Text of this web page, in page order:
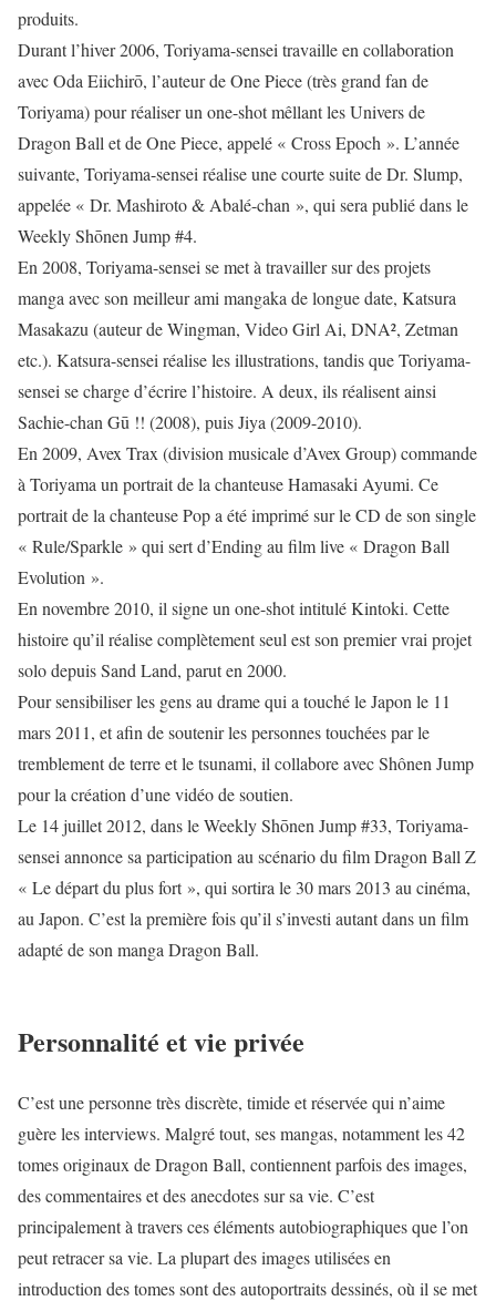
produits.
Durant l’hiver 2006, Toriyama-sensei travaille en collaboration
avec Oda Eiichirō, l’auteur de One Piece (très grand fan de
Toriyama) pour réaliser un one-shot mêllant les Univers de
Dragon Ball et de One Piece, appelé « Cross Epoch ». L’année
suivante, Toriyama-sensei réalise une courte suite de Dr. Slump,
appelée « Dr. Mashiroto & Abalé-chan », qui sera publié dans le
Weekly Shōnen Jump #4.
En 2008, Toriyama-sensei se met à travailler sur des projets
manga avec son meilleur ami mangaka de longue date, Katsura
Masakazu (auteur de Wingman, Video Girl Ai, DNA², Zetman
etc.). Katsura-sensei réalise les illustrations, tandis que Toriyama-
sensei se charge d’écrire l’histoire. A deux, ils réalisent ainsi
Sachie-chan Gū !! (2008), puis Jiya (2009-2010).
En 2009, Avex Trax (division musicale d’Avex Group) commande
à Toriyama un portrait de la chanteuse Hamasaki Ayumi. Ce
portrait de la chanteuse Pop a été imprimé sur le CD de son single
« Rule/Sparkle » qui sert d’Ending au film live « Dragon Ball
Evolution ».
En novembre 2010, il signe un one-shot intitulé Kintoki. Cette
histoire qu’il réalise complètement seul est son premier vrai projet
solo depuis Sand Land, parut en 2000.
Pour sensibiliser les gens au drame qui a touché le Japon le 11
mars 2011, et afin de soutenir les personnes touchées par le
tremblement de terre et le tsunami, il collabore avec Shônen Jump
pour la création d’une vidéo de soutien.
Le 14 juillet 2012, dans le Weekly Shōnen Jump #33, Toriyama-
sensei annonce sa participation au scénario du film Dragon Ball Z
« Le départ du plus fort », qui sortira le 30 mars 2013 au cinéma,
au Japon. C’est la première fois qu’il s’investi autant dans un film
adapté de son manga Dragon Ball.
Personnalité et vie privée
C’est une personne très discrète, timide et réservée qui n’aime
guère les interviews. Malgré tout, ses mangas, notamment les 42
tomes originaux de Dragon Ball, contiennent parfois des images,
des commentaires et des anecdotes sur sa vie. C’est
principalement à travers ces éléments autobiographiques que l’on
peut retracer sa vie. La plupart des images utilisées en
introduction des tomes sont des autoportraits dessinés, où il se met